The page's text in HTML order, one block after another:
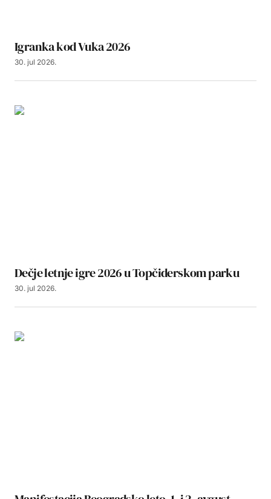
Igranka kod Vuka 2026
30. jul 2026.
Dečje letnje igre 2026 u Topčiderskom parku
30. jul 2026.